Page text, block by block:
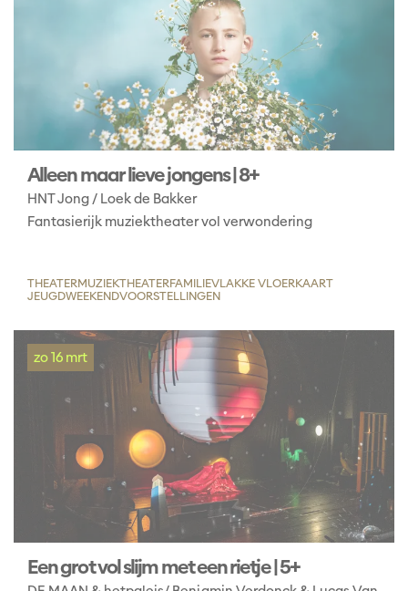
Alleen maar lieve jongens | 8+
HNT Jong / Loek de Bakker
Fantasierijk muziektheater vol verwondering
THEATERMUZIEKTHEATERFAMILIEVLAKKE VLOERKAART
JEUGDWEEKENDVOORSTELLINGEN
Een grot vol slijm met een rietje | 5+
zo 16 mrt